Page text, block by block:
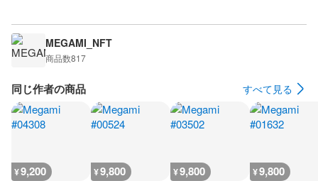
MEGAMI_NFT
商品数817
同じ作者の商品 すべて見る
¥9,200 ¥9,800 ¥9,800 ¥9,800